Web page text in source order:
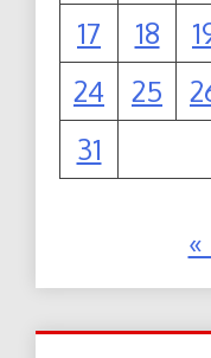
17
18
24
25
31
«